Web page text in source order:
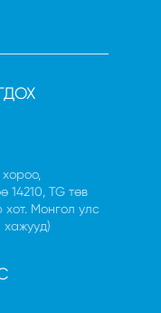
14210, TG төв
Монгол улc
хажууд)